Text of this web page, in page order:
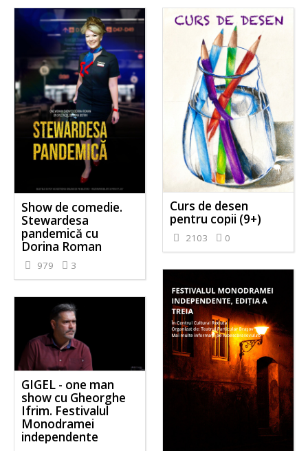
Show de comedie.
Stewardesa
pandemică cu
Dorina Roman
979 3
Curs de desen
pentru copii (9+)
2103 0
GIGEL - one man
show cu Gheorghe
Ifrim. Festivalul
Monodramei
independente